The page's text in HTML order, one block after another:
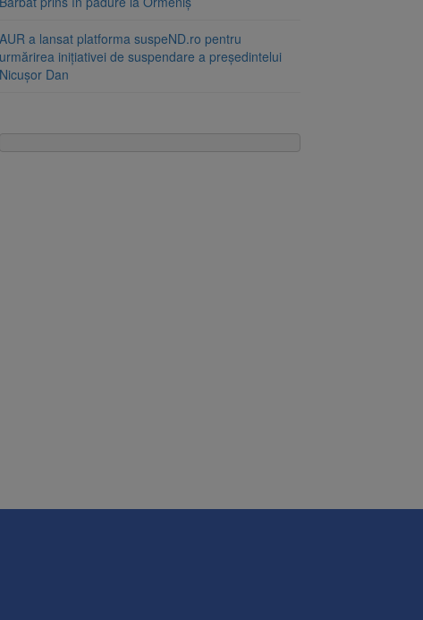
AUR a lansat platforma suspeND.ro pentru
urmărirea inițiativei de suspendare a președintelui
Nicușor Dan